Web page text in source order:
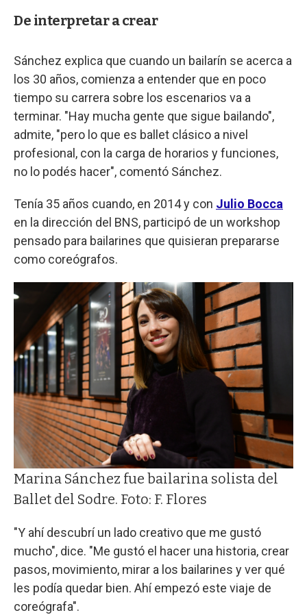
De interpretar a crear
Sánchez explica que cuando un bailarín se acerca a
los 30 años, comienza a entender que en poco
tiempo su carrera sobre los escenarios va a
terminar. "Hay mucha gente que sigue bailando",
admite, "pero lo que es ballet clásico a nivel
profesional, con la carga de horarios y funciones,
no lo podés hacer", comentó Sánchez.
Tenía 35 años cuando, en 2014 y con Julio Bocca
en la dirección del BNS, participó de un workshop
pensado para bailarines que quisieran prepararse
como coreógrafos.
Marina Sánchez fue bailarina solista del
Ballet del Sodre. Foto: F. Flores
"Y ahí descubrí un lado creativo que me gustó
mucho", dice. "Me gustó el hacer una historia, crear
pasos, movimiento, mirar a los bailarines y ver qué
les podía quedar bien. Ahí empezó este viaje de
coreógrafa".